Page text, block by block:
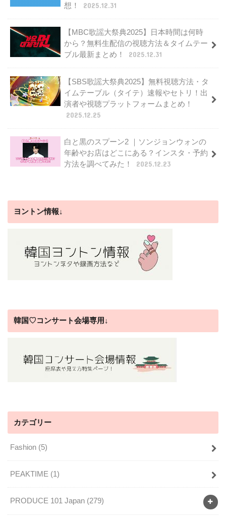
想！
2025.12.31
【MBC歌謡大祭典2025】日本時間は何時
から？無料生配信の視聴方法＆タイムテー
ブル最新まとめ！
2025.12.31
【SBS歌謡大祭典2025】無料視聴方法・タ
イムテーブル（タイテ）速報やセトリ！出
演者や視聴プラットフォームまとめ！
2025.12.25
白と黒のスプーン2 ｜ソンジョンウォンの
年齢やお店はどこにある？インスタ・予約
方法を調べてみた！
2025.12.23
ヨントン情報↓
韓国♡コンサート会場専用↓
カテゴリー
Fashion (5)
PEAKTIME (1)
PRODUCE 101 Japan (279)